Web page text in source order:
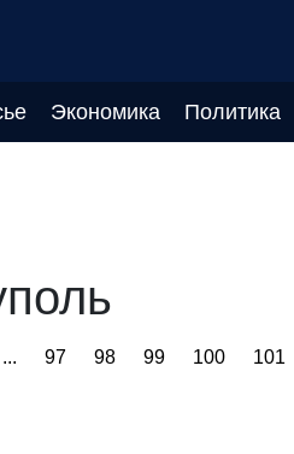
Экономика Политика
... 97 98 99 100 101